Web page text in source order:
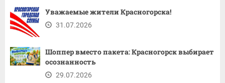
Уважаемые жители Красногорска!
31.07.2026
Шоппер вместо пакета: Красногорск выбирает
осознанность
29.07.2026